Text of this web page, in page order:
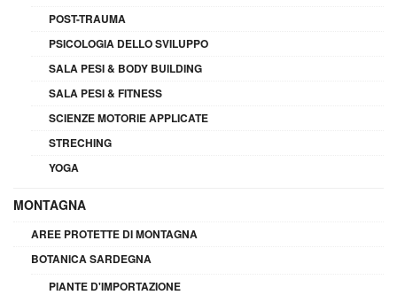
POST-TRAUMA
PSICOLOGIA DELLO SVILUPPO
SALA PESI & BODY BUILDING
SALA PESI & FITNESS
SCIENZE MOTORIE APPLICATE
STRECHING
YOGA
MONTAGNA
AREE PROTETTE DI MONTAGNA
BOTANICA SARDEGNA
PIANTE D'IMPORTAZIONE